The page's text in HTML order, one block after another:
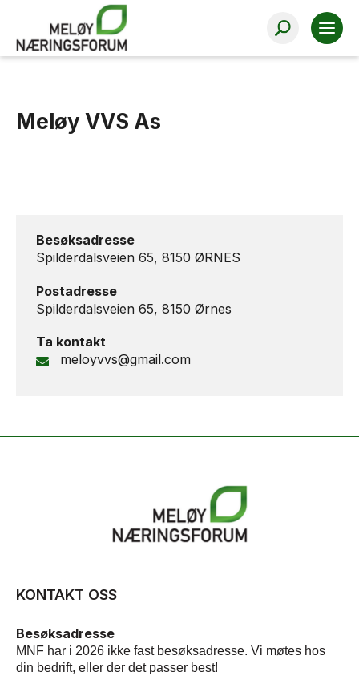
Meløy VVS As
Besøksadresse
Spilderdalsveien 65, 8150 ØRNES
Postadresse
Spilderdalsveien 65, 8150 Ørnes
Ta kontakt
meloyvvs@gmail.com
KONTAKT OSS
Besøksadresse
MNF har i 2026 ikke fast besøksadresse. Vi møtes hos
din bedrift, eller der det passer best!